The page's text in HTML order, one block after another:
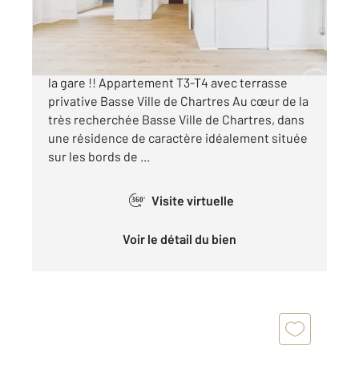
219 000 €
CHARTRES BASSE VILLE - 10 minutes a pied de
la gare !! Appartement T3-T4 avec terrasse
privative Basse Ville de Chartres Au cœur de la
très recherchée Basse Ville de Chartres, dans
une résidence de caractère idéalement située
sur les bords de ...
360° Visite virtuelle
Voir le détail du bien